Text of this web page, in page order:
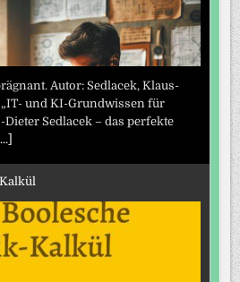
Autor: Sedlacek, Klaus-
„IT- und KI-Grundwissen für
Sedlacek – das perfekte
[...]